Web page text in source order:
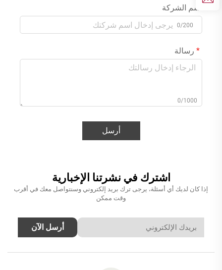
اسم الشركة
0/200
رسالة
0/1000
أرسل
اشترك في نشرتنا الإخبارية
إذا كان لديك أي أسئلة، يرجى ترك بريد إلكتروني وسنتواصل معك في أقرب
وقت ممكن
أرسل الآن